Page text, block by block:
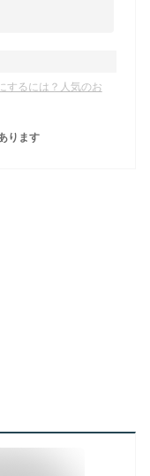
するには？人気のお
ります